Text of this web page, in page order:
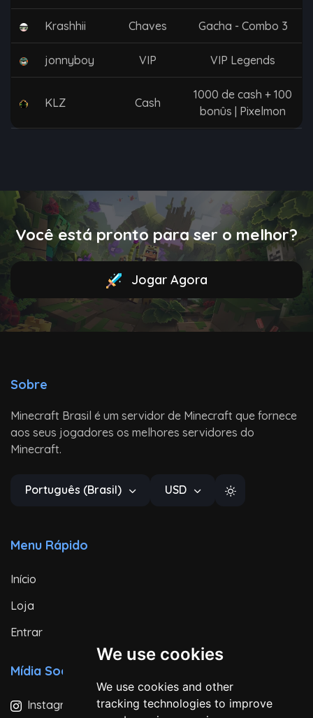
We use cookies
We use cookies and other
tracking technologies to improve
Krashhii Chaves Gacha - Combo 3
jonnyboy VIP VIP Legends
KLZ Cash
1000 de cash + 100
bonûs | Pixelmon
Você está pronto para ser o melhor?
Jogar Agora
Sobre
Minecraft Brasil é um servidor de Minecraft que fornece
aos seus jogadores os melhores servidores do
Minecraft.
Português (Brasil) USD
Menu Rápido
Início
Loja
Entrar
Mídia Social
Instagram